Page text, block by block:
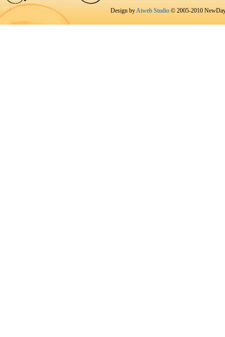
Design byAiweb Studio © 2005-2010